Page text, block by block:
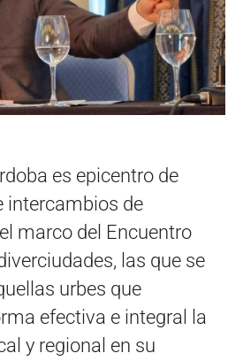
es epicentro de
intercambios de
marco del Encuentro
las que se
urbes que
efectiva e integral la
y regional en su